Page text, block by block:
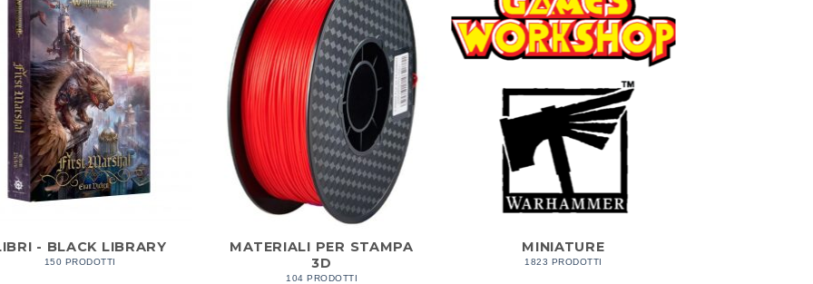
- BLACK LIBRARY
150 PRODOTTI
MATERIALI PER STAMPA
3D
104 PRODOTTI
MINIATURE
1823 PRODOTTI